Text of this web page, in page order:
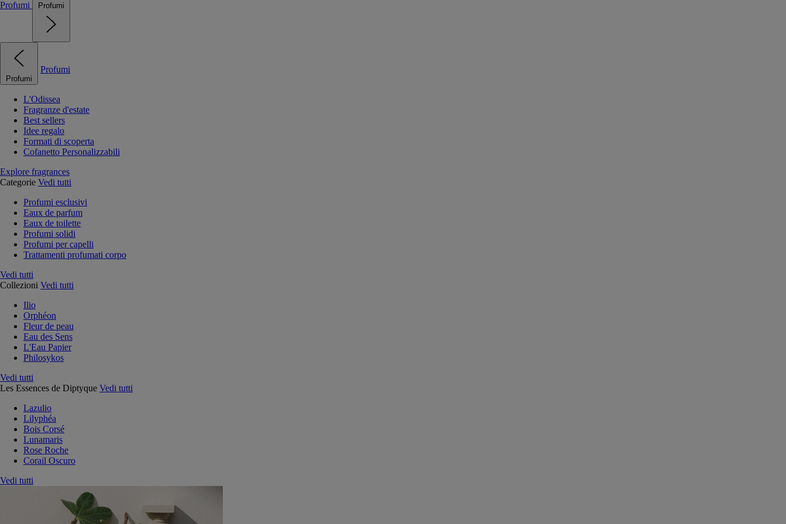
Profumi Profumi
Profumi
Profumi
L'Odissea
Fragranze d'estate
Best sellers
Idee regalo
Formati di scoperta
Cofanetto Personalizzabili
Explore fragrances
Categorie Vedi tutti
Profumi esclusivi
Eaux de parfum
Eaux de toilette
Profumi solidi
Profumi per capelli
Trattamenti profumati corpo
Vedi tutti
Collezioni Vedi tutti
Ilio
Orphéon
Fleur de peau
Eau des Sens
L'Eau Papier
Philosykos
Vedi tutti
Les Essences de Diptyque Vedi tutti
Lazulio
Lilyphéa
Bois Corsé
Lunamaris
Rose Roche
Corail Oscuro
Vedi tutti